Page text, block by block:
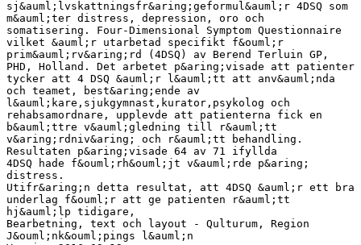
sj&auml;lvskattningsfr&aring;geformul&auml;r 4DSQ som
m&auml;ter distress, depression, oro och
somatisering. Four-Dimensional Symptom Questionnaire
vilket &auml;r utarbetad specifikt f&ouml;r
prim&auml;rv&aring;rd (4DSQ) av Berend Terluin GP,
PHD, Holland. Det arbetet p&aring;visade att patienter
tycker att 4 DSQ &auml;r l&auml;tt att anv&auml;nda
och teamet, best&aring;ende av
l&auml;kare,sjukgymnast,kurator,psykolog och
rehabsamordnare, upplevde att patienterna fick en
b&auml;ttre v&auml;gledning till r&auml;tt
v&aring;rdniv&aring; och r&auml;tt behandling.
Resultaten p&aring;visade 64 av 71 ifyllda
4DSQ hade f&ouml;rh&ouml;jt v&auml;rde p&aring;
distress.
Utifr&aring;n detta resultat, att 4DSQ &auml;r ett bra
underlag f&ouml;r att ge patienten r&auml;tt
hj&auml;lp tidigare,
Bearbetning, text och layout - Qulturum, Region
J&ouml;nk&ouml;pings l&auml;n